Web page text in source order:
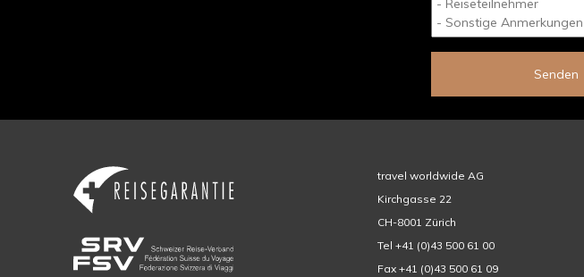
Senden
travel worldwide AG
Kirchgasse 22
CH-8001 Zürich
Tel +41 (0)43 500 61 00
Fax +41 (0)43 500 61 09